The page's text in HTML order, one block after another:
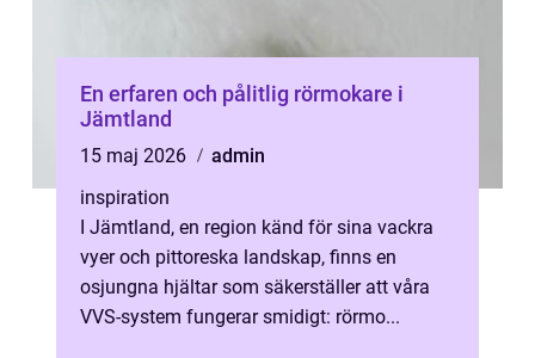
En erfaren och pålitlig rörmokare i
Jämtland
15 maj 2026
admin
inspiration
I Jämtland, en region känd för sina vackra
vyer och pittoreska landskap, finns en
osjungna hjältar som säkerställer att våra
VVS-system fungerar smidigt: rörmo...